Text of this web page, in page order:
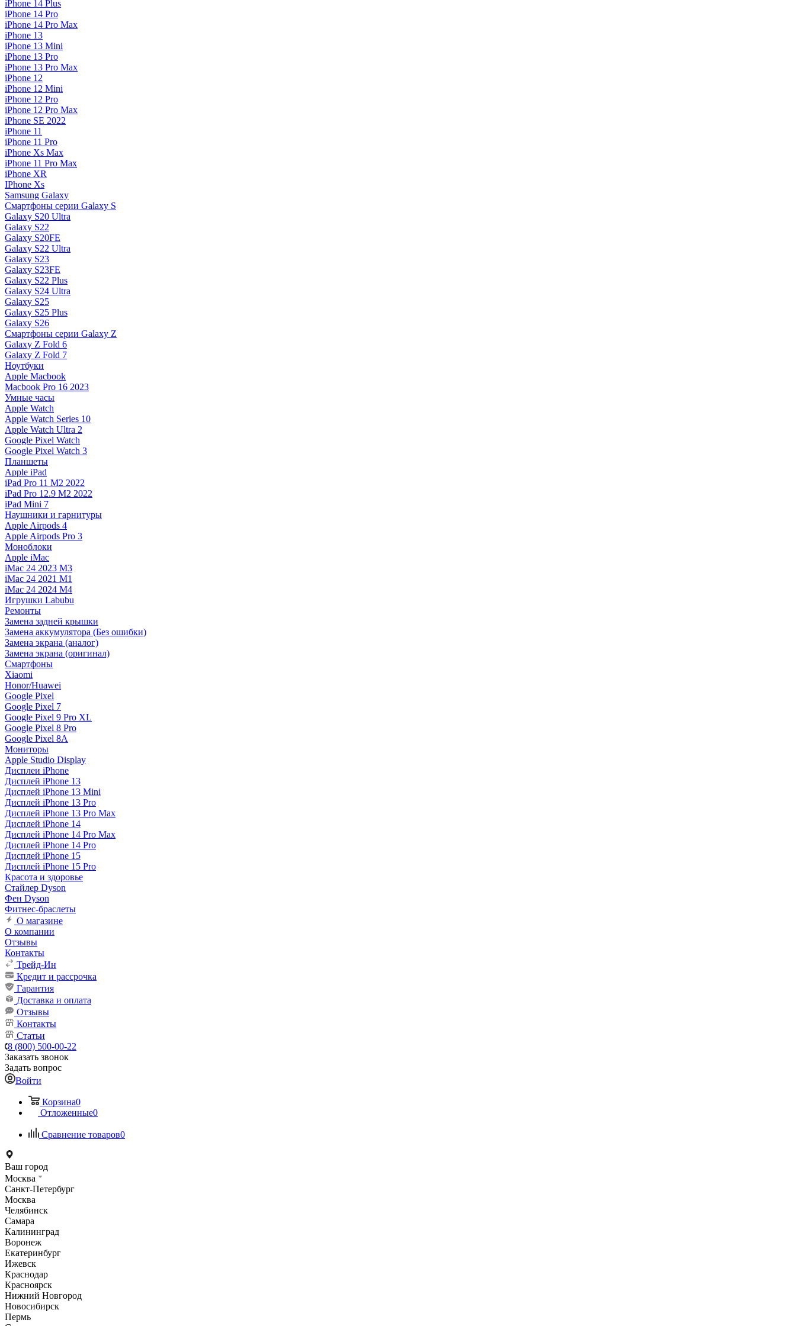
iPhone 14 Plus
iPhone 14 Pro
iPhone 14 Pro Max
iPhone 13
iPhone 13 Mini
iPhone 13 Pro
iPhone 13 Pro Max
iPhone 12
iPhone 12 Mini
iPhone 12 Pro
iPhone 12 Pro Max
iPhone SE 2022
iPhone 11
iPhone 11 Pro
iPhone Xs Max
iPhone 11 Pro Max
iPhone XR
IPhone Xs
Samsung Galaxy
Смартфоны серии Galaxy S
Galaxy S20 Ultra
Galaxy S22
Galaxy S20FE
Galaxy S22 Ultra
Galaxy S23
Galaxy S23FE
Galaxy S22 Plus
Galaxy S24 Ultra
Galaxy S25
Galaxy S25 Plus
Galaxy S26
Смартфоны серии Galaxy Z
Galaxy Z Fold 6
Galaxy Z Fold 7
Ноутбуки
Apple Macbook
Macbook Pro 16 2023
Умные часы
Apple Watch
Apple Watch Series 10
Apple Watch Ultra 2
Google Pixel Watch
Google Pixel Watch 3
Планшеты
Apple iPad
iPad Pro 11 M2 2022
iPad Pro 12.9 M2 2022
iPad Mini 7
Наушники и гарнитуры
Apple Airpods 4
Apple Airpods Pro 3
Моноблоки
Apple iMac
iMac 24 2023 M3
iMac 24 2021 M1
iMac 24 2024 M4
Игрушки Labubu
Ремонты
Замена задней крышки
Замена аккумулятора (Без ошибки)
Замена экрана (аналог)
Замена экрана (оригинал)
Смартфоны
Xiaomi
Honor/Huawei
Google Pixel
Google Pixel 7
Google Pixel 9 Pro XL
Google Pixel 8 Pro
Google Pixel 8A
Мониторы
Apple Studio Display
Дисплеи iPhone
Дисплей iPhone 13
Дисплей iPhone 13 Mini
Дисплей iPhone 13 Pro
Дисплей iPhone 13 Pro Max
Дисплей iPhone 14
Дисплей iPhone 14 Pro Max
Дисплей iPhone 14 Pro
Дисплей iPhone 15
Дисплей iPhone 15 Pro
Красота и здоровье
Стайлер Dyson
Фен Dyson
Фитнес-браслеты
О магазине
О компании
Отзывы
Контакты
Трейд-Ин
Кредит и рассрочка
Гарантия
Доставка и оплата
Отзывы
Контакты
Статьи
8 (800) 500-00-22
Заказать звонок
Задать вопрос
Войти
Корзина0
Отложенные0
Сравнение товаров0
Ваш город
Москва
Санкт-Петербург
Москва
Челябинск
Самара
Калининград
Воронеж
Екатеринбург
Ижевск
Краснодар
Красноярск
Нижний Новгород
Новосибирск
Пермь